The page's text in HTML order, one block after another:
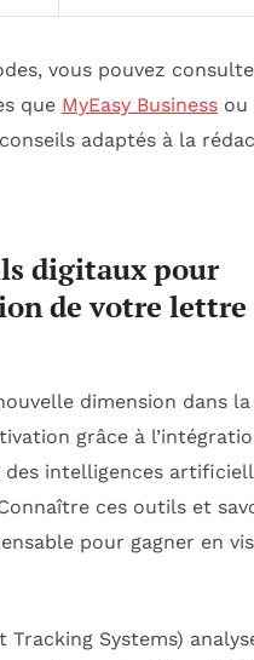
vous pouvez
que MyEasy Business ou
adaptés à la
digitaux pour
de votre lettre
dimension dans la
grâce à
intelligences
ces outils et
pour gagner en
Tracking Systems)